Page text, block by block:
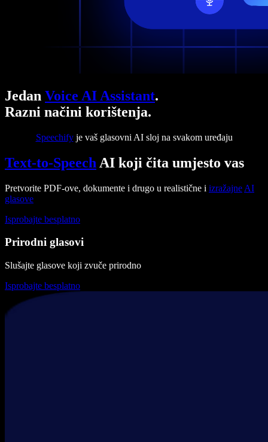
Jedan Voice AI Assistant.
Razni načini korištenja.
Speechifyje vaš glasovni AI sloj na svakom uređaju
Text-to-Speech AI koji čita umjesto vas
Pretvorite PDF-ove, dokumente i drugo u realistične i izražajne AI
glasove
Isprobajte besplatno
Prirodni glasovi
Slušajte glasove koji zvuče prirodno
Isprobajte besplatno